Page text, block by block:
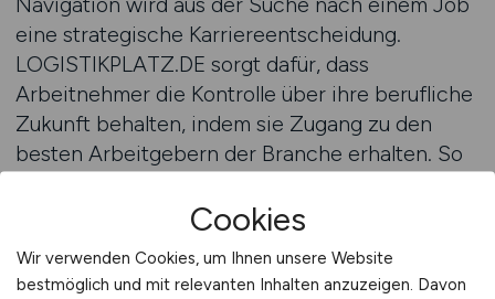
eine strategische Karriereentscheidung.
LOGISTIKPLATZ.DE sorgt dafür, dass
Arbeitnehmer die Kontrolle über ihre berufliche
Zukunft behalten, indem sie Zugang zu den
besten Arbeitgebern der Branche erhalten. So
Wissen, Vertrauen und Handlungssicherheit
Zur Startseite
Cookies
Wir verwenden Cookies, um Ihnen unsere Website
bestmöglich und mit relevanten Inhalten anzuzeigen. Davon